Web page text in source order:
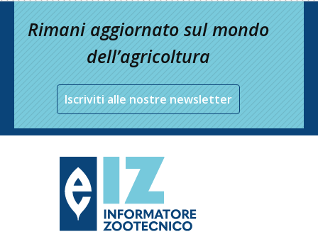
Rimani aggiornato sul mondo
dell’agricoltura
Iscriviti alle nostre newsletter